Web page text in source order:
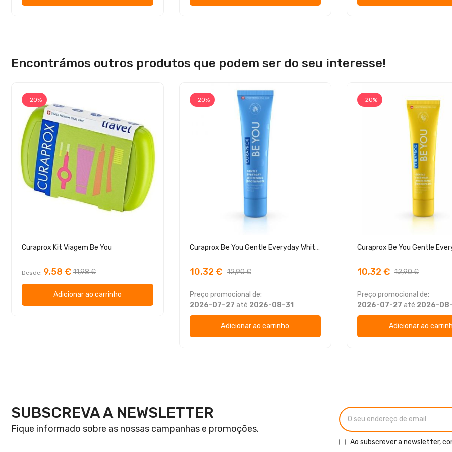
Encontrámos outros produtos que podem ser do seu interesse!
-20%
Curaprox Kit Viagem Be You
Desde 9,58 € 11,98 €
Adicionar ao carrinho
-20%
Curaprox Be You Gentle Everyday Whitening Toothpaste Amora Silvestre + Alcaçus
10,32 € 12,90 €
Preço promocional de:
2026-07-27 até 2026-08-31
Adicionar ao carrinho
-20%
10,32 € 12,90 €
Preço promocional de:
2026-07-27 até 2026-
Adicionar ao
SUBSCREVA A NEWSLETTER
Fique informado sobre as nossas campanhas e promoções.
Ao subscrever a newsletter,